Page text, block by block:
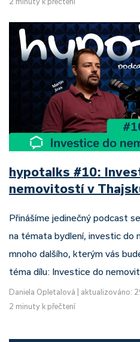
hypotalks #10:
nemovitostí v
Přinášíme jedinečný podcast
na témata bydlení, investic do
mnoho dalšího, kterým vás
téma dílu: Investice do
Daniela Opletalová
aktualizováno:
2 minuty k přečtení